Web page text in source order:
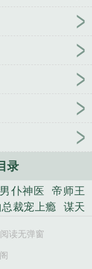
录
男仆神医
帝师王
裁宠上瘾
谋天
人驭爷抱
轮椅的男主
读无弹窗